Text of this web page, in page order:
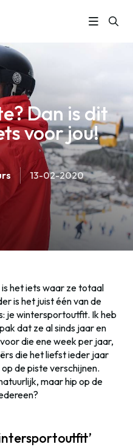
Dan is dit
voor jou!
13-02-2020
is het iets waar ze totaal
is het juist één van de
je wintersportoutfit. Ik heb
dat ze al sinds jaar en
die ene week per jaar,
die het liefst ieder jaar
de piste verschijnen.
maar hip op de